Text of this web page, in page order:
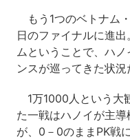
もう1つのベトナム
日のファイナルに進
ムということで、ハ
ンスが巡ってきた状況
1万1000人という大
た一戦はハノイが主
が、0－0のままPK戦